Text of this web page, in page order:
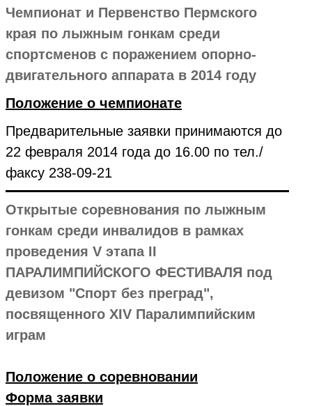
Чемпионат и Первенство Пермского
края по лыжным гонкам среди
спортсменов с поражением опорно-
двигательного аппарата в 2014 году
Положение о чемпионате
Предварительные заявки принимаются до
22 февраля 2014 года до 16.00 по тел./
факсу 238-09-21
Открытые соревнования по лыжным
гонкам среди инвалидов в рамках
проведения V этапа II
ПАРАЛИМПИЙСКОГО ФЕСТИВАЛЯ под
девизом "Спорт без преград",
посвященного XIV Паралимпийским
играм
Положение о соревновании
Форма заявки